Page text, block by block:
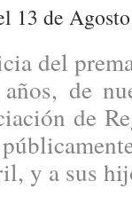
13 de
del
de
de
y a sus